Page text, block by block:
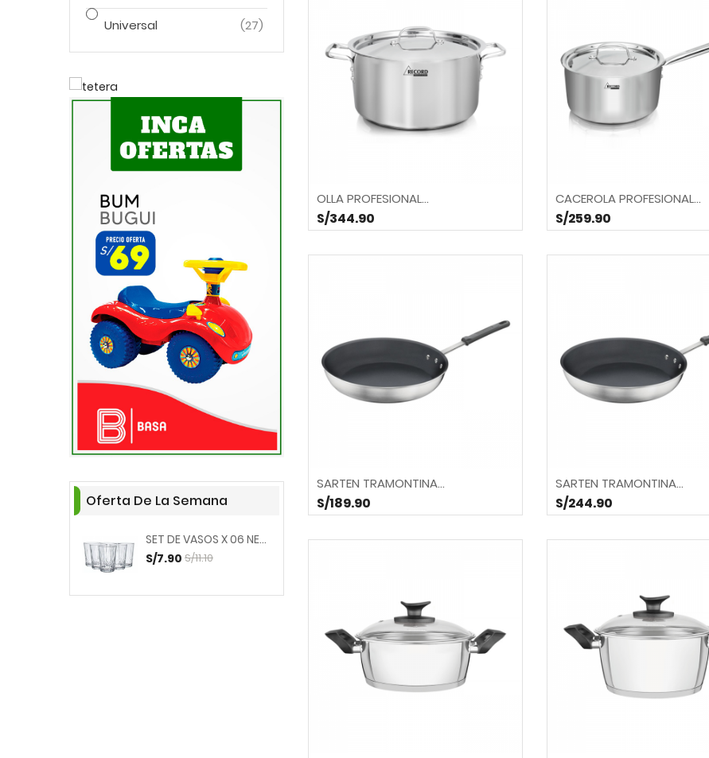
Universal (27)
Oferta De La Semana
SET DE VASOS X 06 NERGIS...
S/7.90 S/11.10
LICUADORA 02 V. CLASICA...
JARRA HOOP 1500cc.
OLLA PROFESIONAL...
S/344.90
CACEROLA PROFESIONAL...
S/259.90
SARTEN TRAMONTINA...
S/189.90
SARTEN TRAMONTINA...
S/244.90